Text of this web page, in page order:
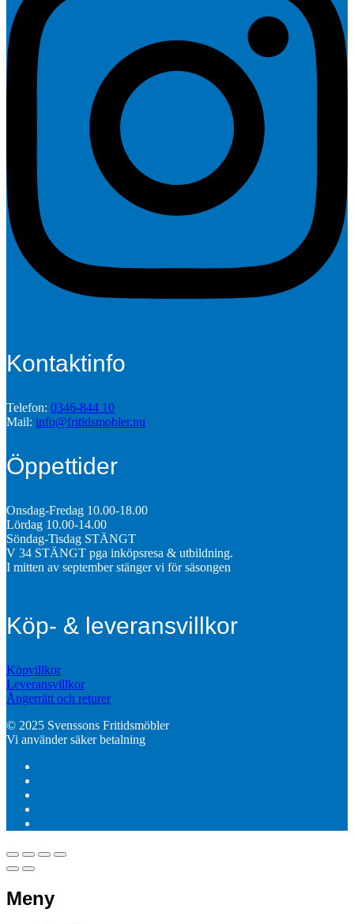
Kontaktinfo
Telefon: 0346-844 10
Mail: info@fritidsmobler.nu
Öppettider
Onsdag-Fredag 10.00-18.00
Lördag 10.00-14.00
Söndag-Tisdag STÄNGT
V 34 STÄNGT pga inköpsresa & utbildning.
I mitten av september stänger vi för säsongen
Köp- & leveransvillkor
Köpvillkor
Leveransvillkor
Ångerrätt och returer
© 2025 Svenssons Fritidsmöbler
Vi använder säker betalning
Meny